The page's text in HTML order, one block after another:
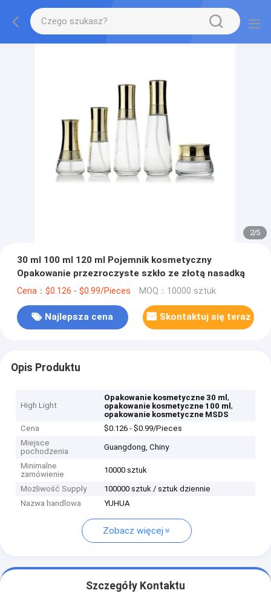
2/5
30 ml 100 ml 120 ml Pojemnik kosmetyczny
Opakowanie przezroczyste szkło ze złotą nasadką
Cena：$0.126 - $0.99/Pieces MOQ：10000 sztuk
Najlepsza cena Skontaktuj się teraz
Opis Produktu
High Light
Opakowanie kosmetyczne 30 ml,
opakowanie kosmetyczne 100 ml,
opakowanie kosmetyczne MSDS
Cena
$0.126 - $0.99/Pieces
Miejsce
pochodzenia
Guangdong, Chiny
Minimalne
zamówienie
10000 sztuk
Możliwość Supply
100000 sztuk / sztuk dziennie
Nazwa handlowa
YUHUA
Zobacz więcej
Szczegóły Kontaktu